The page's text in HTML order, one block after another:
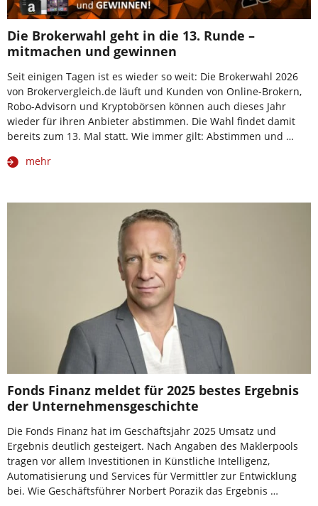
Die Brokerwahl geht in die 13. Runde –
mitmachen und gewinnen
Seit einigen Tagen ist es wieder so weit: Die Brokerwahl 2026
von Brokervergleich.de läuft und Kunden von Online-Brokern,
Robo-Advisorn und Kryptobörsen können auch dieses Jahr
wieder für ihren Anbieter abstimmen. Die Wahl findet damit
bereits zum 13. Mal statt. Wie immer gilt: Abstimmen und …
mehr
Fonds Finanz meldet für 2025 bestes Ergebnis
der Unternehmensgeschichte
Die Fonds Finanz hat im Geschäftsjahr 2025 Umsatz und
Ergebnis deutlich gesteigert. Nach Angaben des Maklerpools
tragen vor allem Investitionen in Künstliche Intelligenz,
Automatisierung und Services für Vermittler zur Entwicklung
bei. Wie Geschäftsführer Norbert Porazik das Ergebnis …